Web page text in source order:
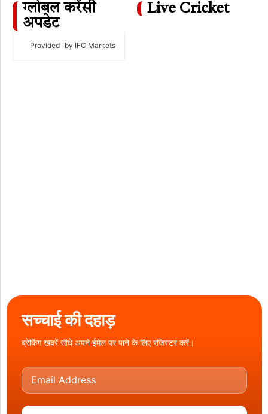
ग्लोबल करेंसी
अपडेट
Provided by IFC Markets
Live Cricket
सच्चाई की दहाड़
ब्रेकिंग खबरें सीधे अपने ईमेल पर पाने के लिए रजिस्टर करें।